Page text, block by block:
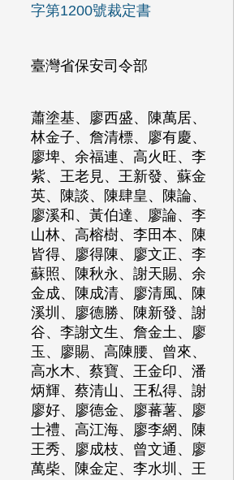
字第1200號裁定書
臺灣省保安司令部
蕭塗基、廖西盛、陳萬居、
林金子、詹清標、廖有慶、
廖埤、余福連、高火旺、李
紫、王老見、王新發、蘇金
英、陳談、陳肆皇、陳論、
廖溪和、黃伯達、廖論、李
山林、高榕樹、李田本、陳
皆得、廖得陳、廖文正、李
蘇照、陳秋永、謝天賜、余
金成、陳成清、廖清風、陳
溪圳、廖德勝、陳新發、謝
谷、李謝文生、詹金土、廖
玉、廖賜、高陳腰、曾來、
高水木、蔡寶、王金印、潘
炳輝、蔡清山、王私得、謝
廖好、廖德金、廖蕃薯、廖
士禮、高江海、廖李網、陳
王秀、廖成枝、曾文通、廖
萬柴、陳金定、李水圳、王